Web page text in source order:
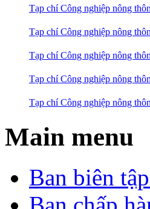
Tạp chí Công nghiệp nông
Tạp chí Công nghiệp nông
Tạp chí Công nghiệp nông
Tạp chí Công nghiệp nông
Tạp chí Công nghiệp nông
Main menu
Ban biên